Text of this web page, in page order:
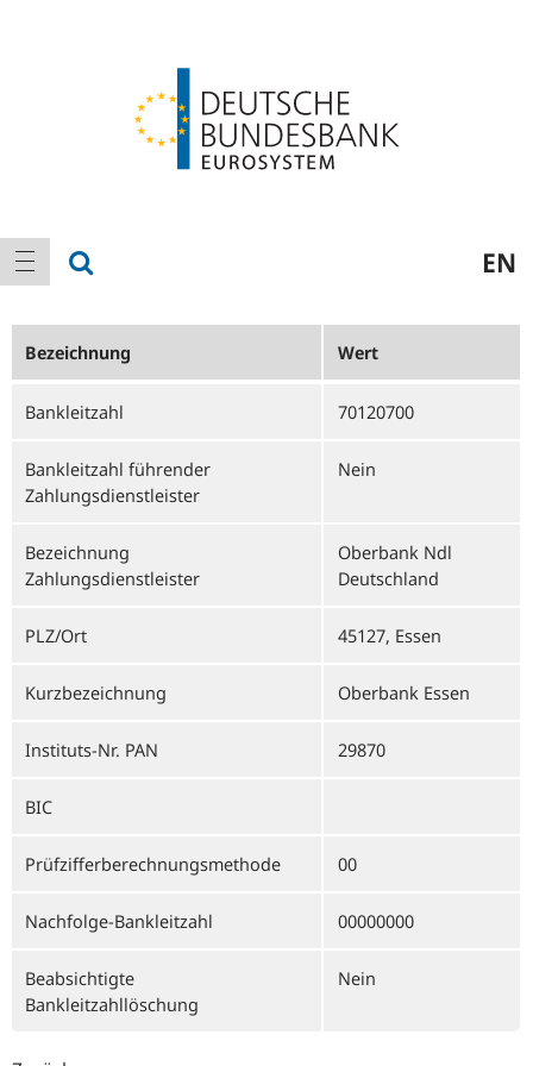
Hauptnavigation
Navigation anzeigen EN
Bezeichnung Wert
Bankleitzahl 70120700
Bankleitzahl führender
Zahlungsdienstleister
Nein
Bezeichnung
Zahlungsdienstleister
Oberbank Ndl
Deutschland
PLZ/Ort 45127, Essen
Kurzbezeichnung Oberbank Essen
Instituts-Nr. PAN 29870
BIC
Prüfzifferberechnungsmethode 00
Nachfolge-Bankleitzahl 00000000
Beabsichtigte
Bankleitzahllöschung
Nein